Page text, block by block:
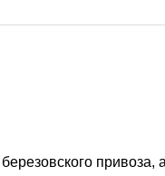
привоза,